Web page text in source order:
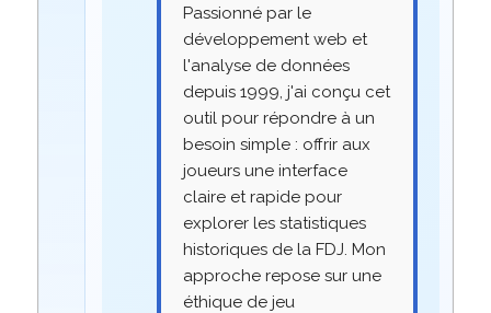
Passionné par le
développement web et
l'analyse de données
depuis 1999, j'ai conçu cet
outil pour répondre à un
besoin simple : offrir aux
joueurs une interface
claire et rapide pour
explorer les statistiques
historiques de la FDJ. Mon
approche repose sur une
éthique de jeu